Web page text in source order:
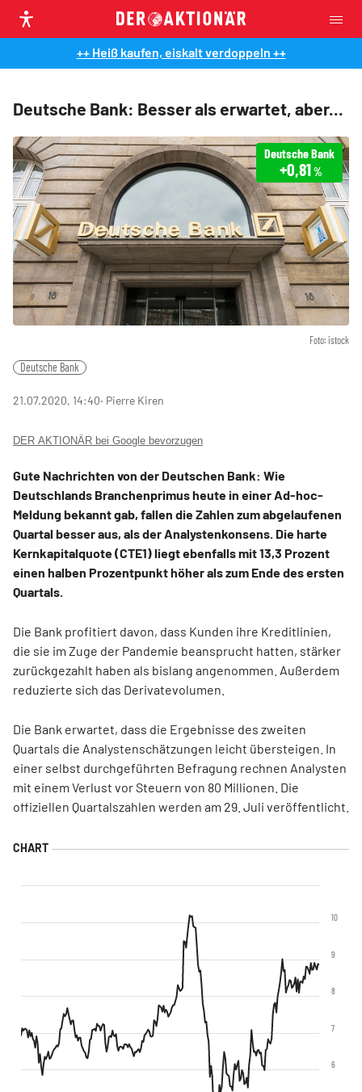
++ Heiß kaufen, eiskalt verdoppeln ++
Deutsche Bank: Besser als erwartet, aber...
Foto: istock
Deutsche Bank
+0,81%
Deutsche Bank
21.07.2020, 14:40‧ Pierre Kiren
DER AKTIONÄR bei Google bevorzugen
Gute Nachrichten von der Deutschen Bank: Wie
Deutschlands Branchenprimus heute in einer Ad-hoc-
Meldung bekannt gab, fallen die Zahlen zum abgelaufenen
Quartal besser aus, als der Analystenkonsens. Die harte
Kernkapitalquote (CTE1) liegt ebenfalls mit 13,3 Prozent
einen halben Prozentpunkt höher als zum Ende des ersten
Quartals.
Die Bank profitiert davon, dass Kunden ihre Kreditlinien,
die sie im Zuge der Pandemie beansprucht hatten, stärker
zurückgezahlt haben als bislang angenommen. Außerdem
reduzierte sich das Derivatevolumen.
Die Bank erwartet, dass die Ergebnisse des zweiten
Quartals die Analystenschätzungen leicht übersteigen. In
einer selbst durchgeführten Befragung rechnen Analysten
mit einem Verlust vor Steuern von 80 Millionen. Die
offiziellen Quartalszahlen werden am 29. Juli veröffentlicht.
6
7
8
9
10